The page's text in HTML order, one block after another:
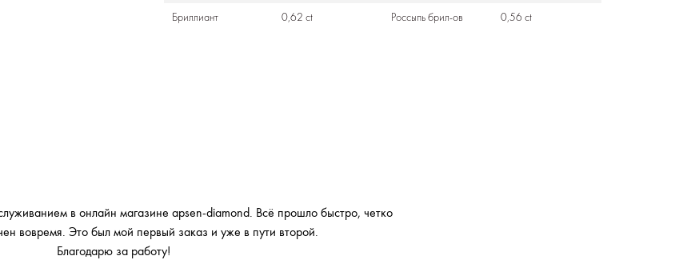
Бриллиант 0,62 ct Россыпь брил-ов 0,56 ct
в онлайн магазине apsen-diamond. Всё прошло быстро, четко
вовремя. Это был мой первый заказ и уже в пути второй.
Благодарю за работу!